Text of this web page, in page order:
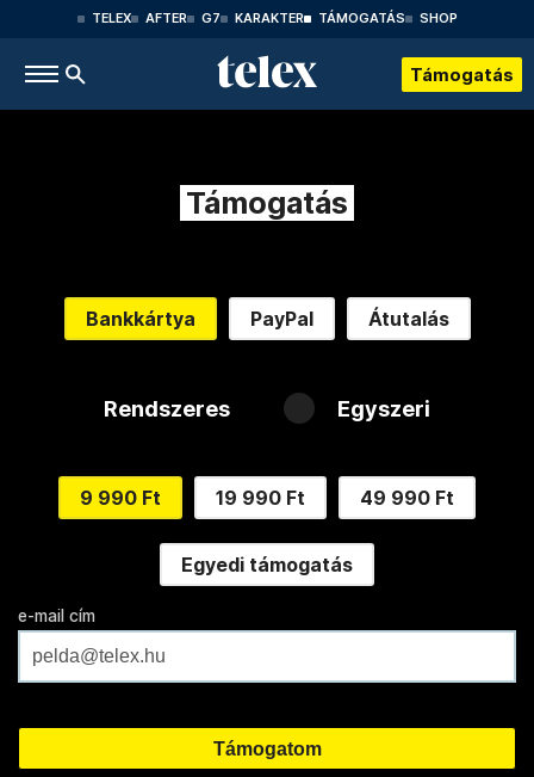
TELEX AFTER G7 KARAKTER TÁMOGATÁS SHOP
Támogatás
Támogatás
Bankkártya PayPal Átutalás
Rendszeres Egyszeri
9 990 Ft 19 990 Ft 49 990 Ft
Egyedi támogatás
e-mail cím